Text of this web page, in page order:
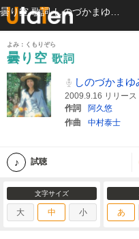
よみ：くもりぞら
曇り空 歌詞
しのづかまゆ
2009.9.16 リリース
作詞
阿久悠
作曲
中村泰士
試聴
文字サイズ
大 中 小 あ